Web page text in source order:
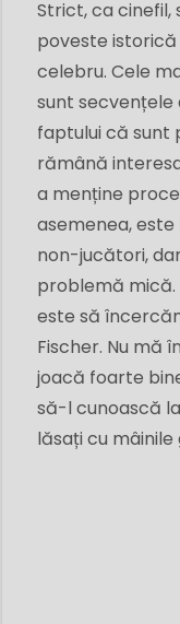
Strict, ca cinefil,
poveste
celebru. Cele
sunt secvențele
faptului că sunt
rămână
a menține
asemenea,
non-jucători,
problemă mică.
este să
Fischer. Nu mă
joacă foarte
să-l cunoască
lăsați cu mâinile